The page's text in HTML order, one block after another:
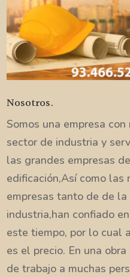
Nosotros.
Somos una empresa
sector de industria y
las grandes empresas
edificación,Así como las
empresas tanto de de
industria,han confiado
este tiempo, por lo cual
es el precio. En una
de trabajo a muchas